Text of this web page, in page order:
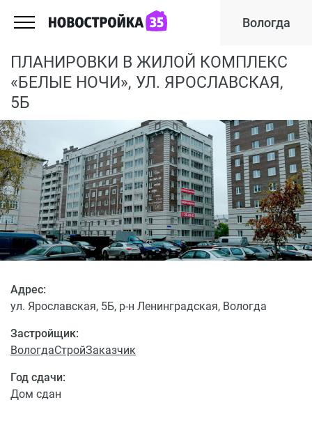
Вологда
ПЛАНИРОВКИ В ЖИЛОЙ КОМПЛЕКС
«БЕЛЫЕ НОЧИ», УЛ. ЯРОСЛАВСКАЯ,
5Б
Застройщик:
ВологдаСтройЗаказчик
Адрес:
ул. Ярославская, 5Б, р-н Ленинградская, Вологда
Год сдачи:
Дом сдан